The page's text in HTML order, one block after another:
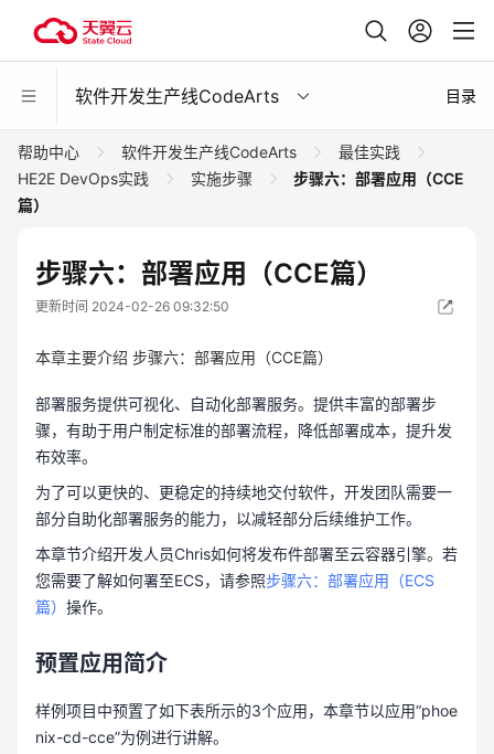
软件开发生产线CodeArts 目录
帮助中心 软件开发生产线CodeArts
最佳实践
HE2E DevOps实践
实施步骤
步骤六：部署应用（CCE
篇）
步骤六：部署应用（CCE篇）
更新时间 2024-02-26 09:32:50
本章主要介绍 步骤六：部署应用（CCE篇）
部署服务提供可视化、自动化部署服务。提供丰富的部署步
骤，有助于用户制定标准的部署流程，降低部署成本，提升发
布效率。
为了可以更快的、更稳定的持续地交付软件，开发团队需要一
部分自助化部署服务的能力，以减轻部分后续维护工作。
本章节介绍开发人员Chris如何将发布件部署至云容器引擎。若
您需要了解如何署至ECS，请参照步骤六：部署应用（ECS
篇） 操作。
预置应用简介
样例项目中预置了如下表所示的3个应用，本章节以应用“phoe
nix-cd-cce”为例进行讲解。